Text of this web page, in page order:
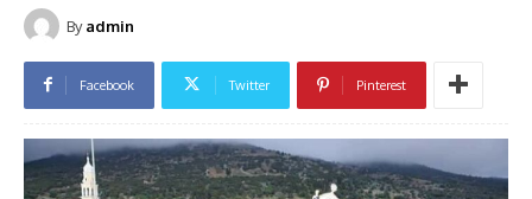
By admin
Facebook Twitter Pinterest